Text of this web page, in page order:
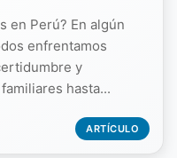
en Perú? En algún
enfrentamos
y
hasta...
ARTÍCULO